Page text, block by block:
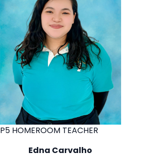
P5 HOMEROOM TEACHER
Edna Carvalho